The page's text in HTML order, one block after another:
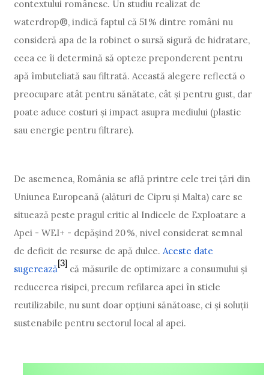
contextului românesc. Un studiu realizat de
waterdrop®, indică faptul că 51 % dintre români nu
consideră apa de la robinet o sursă sigură de hidratare,
ceea ce îi determină să opteze preponderent pentru
apă îmbuteliată sau filtrată. Această alegere reflectă o
preocupare atât pentru sănătate, cât și pentru gust, dar
poate aduce costuri și impact asupra mediului (plastic
sau energie pentru filtrare).
De asemenea, România se află printre cele trei țări din
Uniunea Europeană (alături de Cipru și Malta) care se
situează peste pragul critic al Indicele de Exploatare a
Apei - WEI+ - depășind 20 %, nivel considerat semnal
de deficit de resurse de apă dulce.Aceste date
sugerează
[3]
că măsurile de optimizare a consumului și
reducerea risipei, precum refilarea apei în sticle
reutilizabile, nu sunt doar opțiuni sănătoase, ci și soluții
sustenabile pentru sectorul local al apei.